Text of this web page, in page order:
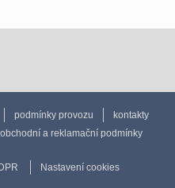
podmínky provozu
kontakty
obchodní a reklamační podmínky
Nastavení cookies